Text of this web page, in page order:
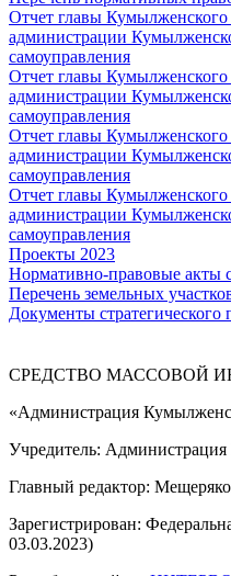
Отчет главы Кумылженского
администрации
самоуправления
Отчет главы Кумылженского
администрации
самоуправления
Отчет главы Кумылженского
администрации
самоуправления
Отчет главы Кумылженского
администрации
самоуправления
Проекты 2023
Нормативно-правовые акты
Перечень земельных
Документы стратегического
СРЕДСТВО
«Администрация
Учредитель:
Главный редактор:
Зарегистрирован:
03.03.2023)